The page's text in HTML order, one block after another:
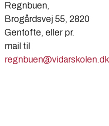
Regnbuen,
Brogårdsvej 55, 2820
Gentofte, eller pr.
mail til
regnbuen@vidarskolen.dk​